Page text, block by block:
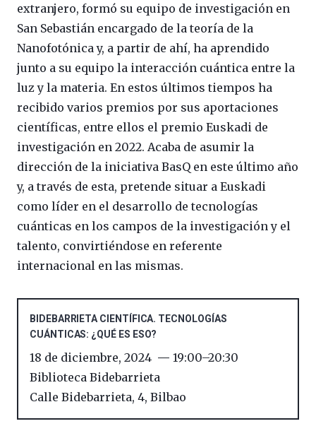
extranjero, formó su equipo de investigación en
San Sebastián encargado de la teoría de la
Nanofotónica y, a partir de ahí, ha aprendido
junto a su equipo la interacción cuántica entre la
luz y la materia. En estos últimos tiempos ha
recibido varios premios por sus aportaciones
científicas, entre ellos el premio Euskadi de
investigación en 2022. Acaba de asumir la
dirección de la iniciativa BasQ en este último año
y, a través de esta, pretende situar a Euskadi
como líder en el desarrollo de tecnologías
cuánticas en los campos de la investigación y el
talento, convirtiéndose en referente
internacional en las mismas.
BIDEBARRIETA CIENTÍFICA. TECNOLOGÍAS
CUÁNTICAS: ¿QUÉ ES ESO?
18 de diciembre, 2024 19:00–20:30
Biblioteca Bidebarrieta
Calle Bidebarrieta, 4, Bilbao